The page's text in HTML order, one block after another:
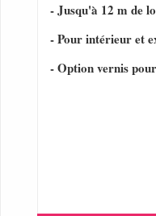
- Jusqu'à 12 m de
- Pour intérieur et
- Option vernis